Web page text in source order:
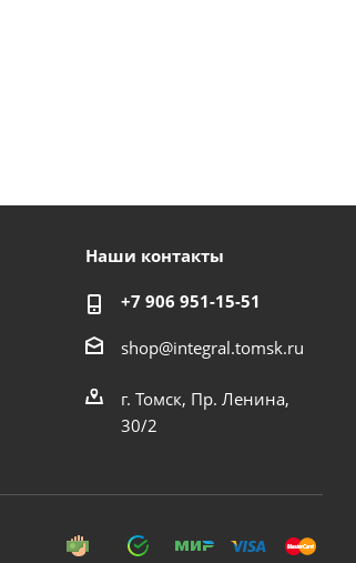
Наши контакты
+7 906 951-15-51
shop@integral.tomsk.ru
г. Томск, Пр. Ленина,
30/2